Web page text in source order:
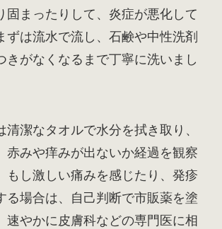
固まったりして、炎症が悪化して
ずは流水で流し、石鹸や中性洗剤
きがなくなるまで丁寧に洗いまし
清潔なタオルで水分を拭き取り、
赤みや痒みが出ないか経過を観察
もし激しい痛みを感じたり、発疹
る場合は、自己判断で市販薬を塗
速やかに皮膚科などの専門医に相